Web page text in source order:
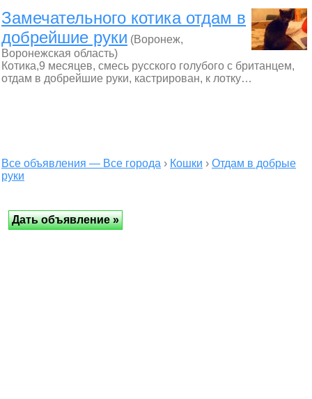
Замечательного котика отдам в
добрейшие руки (Воронеж,
Воронежская область)
Котика,9 месяцев, смесь русского голубого с британцем,
отдам в добрейшие руки, кастрирован, к лотку…
Все объявления — Все города › Кошки › Отдам в добрые
руки